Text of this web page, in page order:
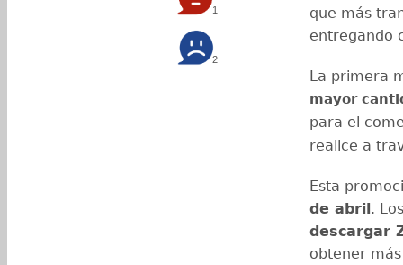
1
2
que más
entregando
La primera
mayor
para el
realice a
Esta
de abril.
descargar
obtener